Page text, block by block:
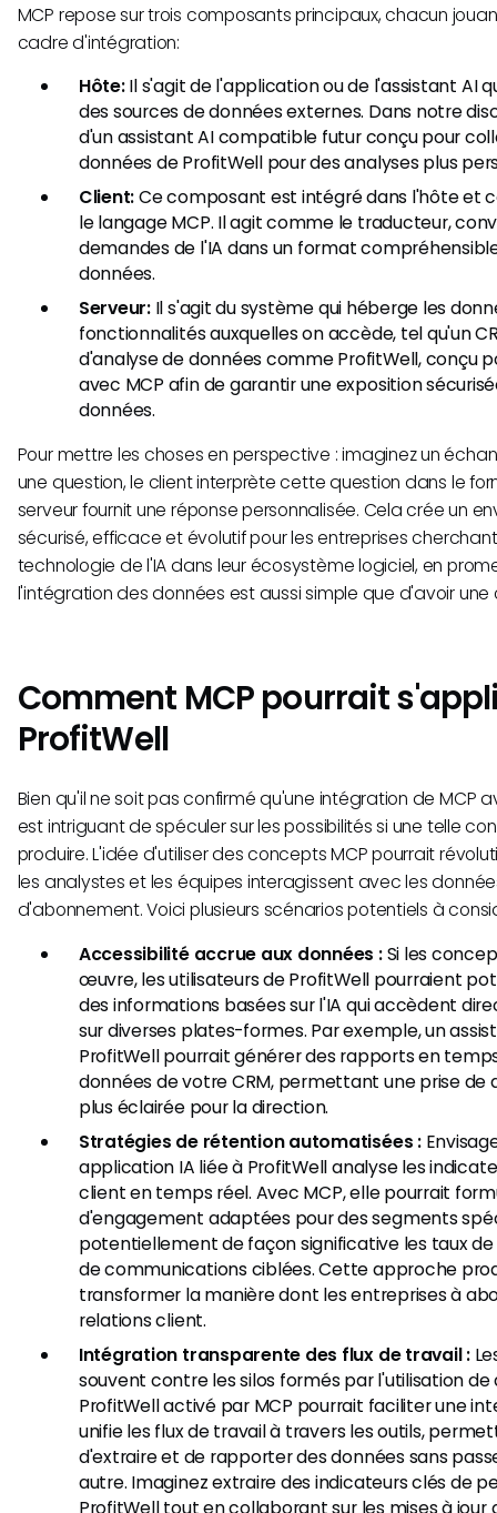
MCP repose sur trois composants principaux, chacun
cadre d'intégration:
Hôte:Il s'agit de l'application ou de l'assistant AI
des sources de données externes. Dans notre
d'un assistant AI compatible futur conçu pour
données de ProfitWell pour des analyses plus
Client:Ce composant est intégré dans l'hôte et
le langage MCP. Il agit comme le traducteur,
demandes de l'IA dans un format
données.
Serveur:Il s'agit du système qui héberge les
fonctionnalités auxquelles on accède, tel qu'un
d'analyse de données comme ProfitWell, conçu
avec MCP afin de garantir une exposition
données.
Pour mettre les choses en perspective : imaginez un
une question, le client interprète cette question dans le
serveur fournit une réponse personnalisée. Cela crée un
sécurisé, efficace et évolutif pour les entreprises
technologie de l'IA dans leur écosystème logiciel, en
l'intégration des données est aussi simple que d'avoir une
Comment MCP pourrait
ProfitWell
Bien qu'il ne soit pas confirmé qu'une intégration de MCP
est intriguant de spéculer sur les possibilités si une telle
produire. L'idée d'utiliser des concepts MCP pourrait
les analystes et les équipes interagissent avec les
d'abonnement. Voici plusieurs scénarios potentiels à
Accessibilité accrue aux données :Si les
œuvre, les utilisateurs de ProfitWell pourraient
des informations basées sur l'IA qui accèdent
sur diverses plates-formes. Par exemple, un
ProfitWell pourrait générer des rapports en
données de votre CRM, permettant une prise de
plus éclairée pour la direction.
Stratégies de rétention automatisées :
application IA liée à ProfitWell analyse les
client en temps réel. Avec MCP, elle pourrait
d'engagement adaptées pour des segments
potentiellement de façon significative les taux
de communications ciblées. Cette approche
transformer la manière dont les entreprises à
relations client.
Intégration transparente des flux de travail :
souvent contre les silos formés par l'utilisation
ProfitWell activé par MCP pourrait faciliter une
unifie les flux de travail à travers les outils,
d'extraire et de rapporter des données sans
autre. Imaginez extraire des indicateurs clés de
ProfitWell tout en collaborant sur les mises à jour